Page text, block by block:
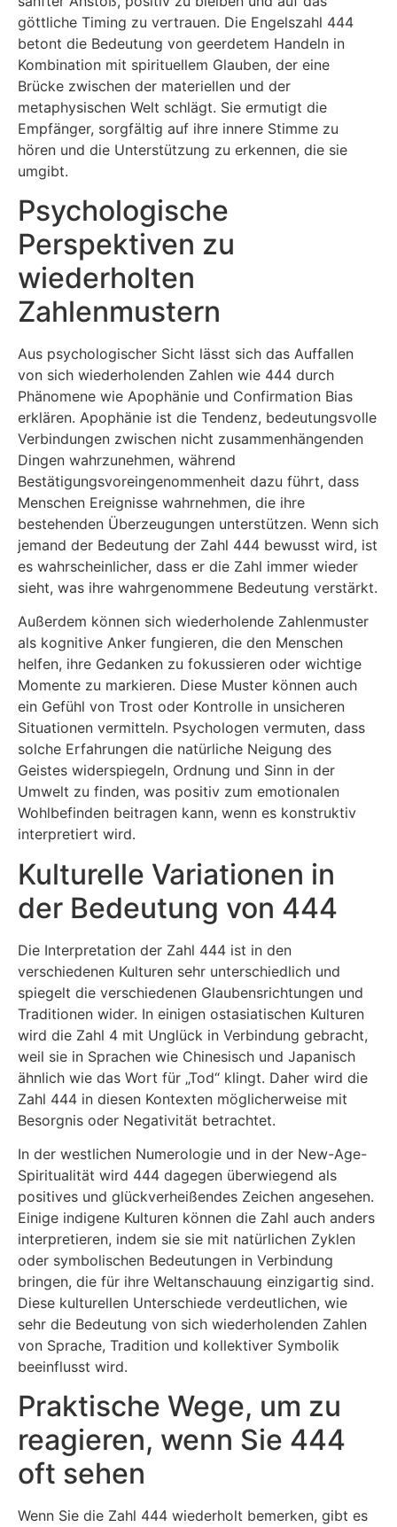
göttliche Timing zu vertrauen. Die Engelszahl 444
betont die Bedeutung von geerdetem Handeln in
Kombination mit spirituellem Glauben, der eine
Brücke zwischen der materiellen und der
metaphysischen Welt schlägt. Sie ermutigt die
Empfänger, sorgfältig auf ihre innere Stimme zu
hören und die Unterstützung zu erkennen, die sie
umgibt.
Psychologische
Perspektiven zu
wiederholten
Zahlenmustern
Aus psychologischer Sicht lässt sich das Auffallen
von sich wiederholenden Zahlen wie 444 durch
Phänomene wie Apophänie und Confirmation Bias
erklären. Apophänie ist die Tendenz, bedeutungsvolle
Verbindungen zwischen nicht zusammenhängenden
Dingen wahrzunehmen, während
Bestätigungsvoreingenommenheit dazu führt, dass
Menschen Ereignisse wahrnehmen, die ihre
bestehenden Überzeugungen unterstützen. Wenn sich
jemand der Bedeutung der Zahl 444 bewusst wird, ist
es wahrscheinlicher, dass er die Zahl immer wieder
sieht, was ihre wahrgenommene Bedeutung verstärkt.
Außerdem können sich wiederholende Zahlenmuster
als kognitive Anker fungieren, die den Menschen
helfen, ihre Gedanken zu fokussieren oder wichtige
Momente zu markieren. Diese Muster können auch
ein Gefühl von Trost oder Kontrolle in unsicheren
Situationen vermitteln. Psychologen vermuten, dass
solche Erfahrungen die natürliche Neigung des
Geistes widerspiegeln, Ordnung und Sinn in der
Umwelt zu finden, was positiv zum emotionalen
Wohlbefinden beitragen kann, wenn es konstruktiv
interpretiert wird.
Kulturelle Variationen in
der Bedeutung von 444
Die Interpretation der Zahl 444 ist in den
verschiedenen Kulturen sehr unterschiedlich und
spiegelt die verschiedenen Glaubensrichtungen und
Traditionen wider. In einigen ostasiatischen Kulturen
wird die Zahl 4 mit Unglück in Verbindung gebracht,
weil sie in Sprachen wie Chinesisch und Japanisch
ähnlich wie das Wort für „Tod“ klingt. Daher wird die
Zahl 444 in diesen Kontexten möglicherweise mit
Besorgnis oder Negativität betrachtet.
In der westlichen Numerologie und in der New-Age-
Spiritualität wird 444 dagegen überwiegend als
positives und glückverheißendes Zeichen angesehen.
Einige indigene Kulturen können die Zahl auch anders
interpretieren, indem sie sie mit natürlichen Zyklen
oder symbolischen Bedeutungen in Verbindung
bringen, die für ihre Weltanschauung einzigartig sind.
Diese kulturellen Unterschiede verdeutlichen, wie
sehr die Bedeutung von sich wiederholenden Zahlen
von Sprache, Tradition und kollektiver Symbolik
beeinflusst wird.
Praktische Wege, um zu
reagieren, wenn Sie 444
oft sehen
Wenn Sie die Zahl 444 wiederholt bemerken, gibt es